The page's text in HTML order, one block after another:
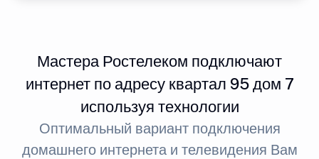
Мастера Ростелеком подключают
интернет по адресу квартал 95 дом 7
используя технологии
Оптимальный вариант подключения
домашнего интернета и телевидения Вам